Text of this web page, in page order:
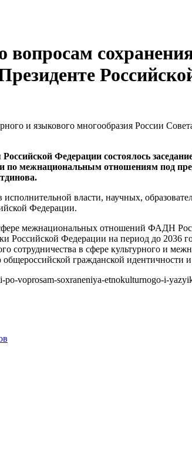
вопросам
Федерации состоялось
межнациональным отношениям под
власти, научных,
Федерации.
межнациональных отношений ФАДН
Российской Федерации на период до 2036
сотрудничества в сфере культурного и
гражданской идентичности
po-voprosam-soxraneniya-etnokulturnogo-i-